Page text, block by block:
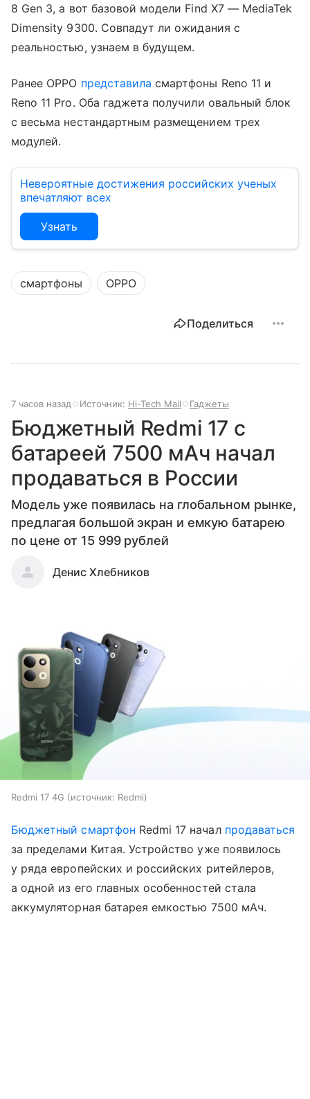
8 Gen 3, а вот базовой модели Find X7 — MediaTek
Dimensity 9300. Совпадут ли ожидания с
реальностью, узнаем в будущем.
Ранее OPPO представила смартфоны Reno 11 и
Reno 11 Pro. Оба гаджета получили овальный блок
с весьма нестандартным размещением трех
модулей.
Невероятные достижения российских ученых
впечатляют всех
Узнать
смартфоны OPPO
Поделиться
7 часов назад Источник: Hi-Tech Mail Гаджеты
Бюджетный Redmi 17 с
батареей 7500 мАч начал
продаваться в России
Модель уже появилась на глобальном рынке,
предлагая большой экран и емкую батарею
по цене от 15 999 рублей
Денис Хлебников
Redmi 17 4G источник: Redmi
Бюджетный смартфон Redmi 17 начал продаваться
за пределами Китая. Устройство уже появилось
у ряда европейских и российских ритейлеров,
а одной из его главных особенностей стала
аккумуляторная батарея емкостью 7500 мАч.